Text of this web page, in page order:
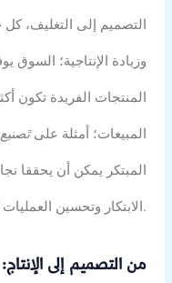
التصميم إلى التغليف،
وزيادة الإنتاجية؛ السوق
المنتجات الفريدة تكون
المبيعات؛ أمثلة علىتَصنيع
المبتكر يمكن أن يحققا
الابتكار وتحسين العمليات الإنتاجية.
من التصميم إلى